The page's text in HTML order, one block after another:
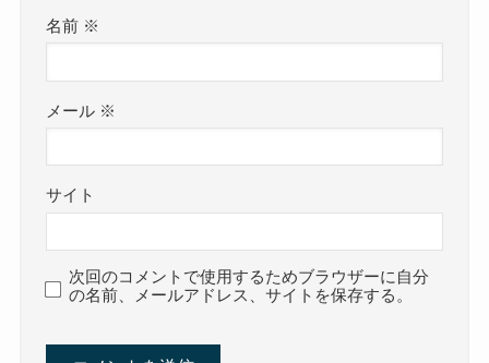
名前 ※
メール ※
サイト
次回のコメントで使用するためブラウザーに自分
の名前、メールアドレス、サイトを保存する。